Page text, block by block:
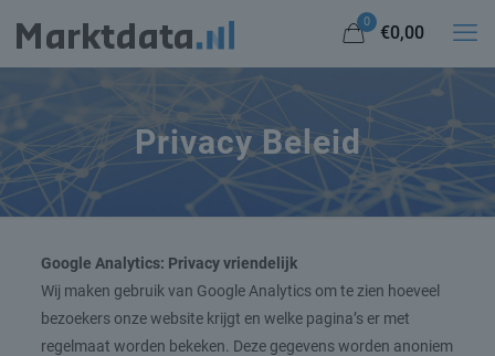
0
€0,00
Privacy Beleid
Google Analytics: Privacy vriendelijk
Wij maken gebruik van Google Analytics om te zien hoeveel
bezoekers onze website krijgt en welke pagina’s er met
regelmaat worden bekeken. Deze gegevens worden anoniem